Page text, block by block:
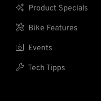
 Product Specials
 Bike Features
 Events
 Tech Tipps